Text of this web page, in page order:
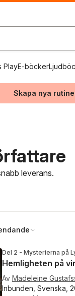
PlayE-böcker
Skapa nya
leverans.
Del 2 - Mysterierna på
Hemligheten på
Av Madeleine
Inbunden, Svenska,